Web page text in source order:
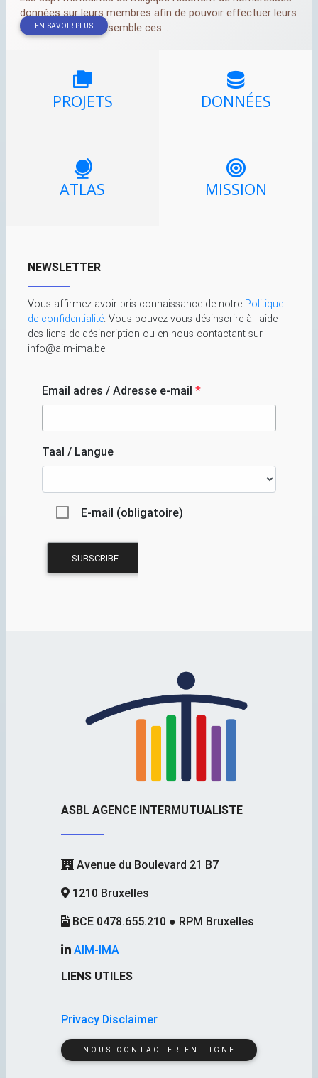
données sur leurs membres afin de pouvoir effectuer leurs
missions. L’AIM rassemble ces...
EN SAVOIR PLUS
PROJETS DONNÉES
ATLAS MISSION
NEWSLETTER
Vous affirmez avoir pris connaissance de notre Politique
de confidentialité. Vous pouvez vous désinscrire à l'aide
des liens de désincription ou en nous contactant sur
info@aim-ima.be
Email adres / Adresse e-mail *
Taal / Langue
E-mail (obligatoire)
ASBL AGENCE INTERMUTUALISTE
Avenue du Boulevard 21 B7
1210 Bruxelles
BCE 0478.655.210 ● RPM Bruxelles
AIM-IMA
LIENS UTILES
Privacy Disclaimer
NOUS CONTACTER EN LIGNE